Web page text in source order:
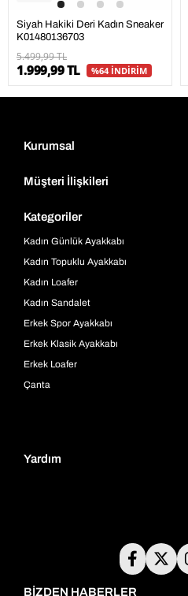
Siyah Hakiki Deri Kadın Sneaker
K01480136703
5.499,99 TL
1.999,99 TL %64 İNDİRİM
Kurumsal
Müşteri İlişkileri
Kategoriler
Kadın Günlük Ayakkabı
Kadın Topuklu Ayakkabı
Kadın Loafer
Kadın Sandalet
Erkek Spor Ayakkabı
Erkek Klasik Ayakkabı
Erkek Loafer
Çanta
Yardım
BİZDEN HABERLER